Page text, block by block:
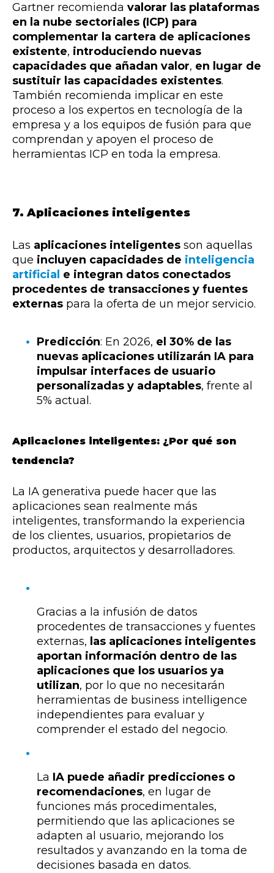
Gartner recomienda valorar las plataformas
en la nube sectoriales (ICP) para
complementar la cartera de aplicaciones
existente, introduciendo nuevas
capacidades que añadan valor, en lugar de
sustituir las capacidades existentes.
También recomienda implicar en este
proceso a los expertos en tecnología de la
empresa y a los equipos de fusión para que
comprendan y apoyen el proceso de
herramientas ICP en toda la empresa.
7. Aplicaciones inteligentes
Las aplicaciones inteligentes son aquellas
que incluyen capacidades de inteligencia
artificial e integran datos conectados
procedentes de transacciones y fuentes
externas para la oferta de un mejor servicio.
Predicción: En 2026, el 30% de las
nuevas aplicaciones utilizarán IA para
impulsar interfaces de usuario
personalizadas y adaptables, frente al
5% actual.
Aplicaciones inteligentes: ¿Por qué son
tendencia?
La IA generativa puede hacer que las
aplicaciones sean realmente más
inteligentes, transformando la experiencia
de los clientes, usuarios, propietarios de
productos, arquitectos y desarrolladores.
Gracias a la infusión de datos
procedentes de transacciones y fuentes
externas, las aplicaciones inteligentes
aportan información dentro de las
aplicaciones que los usuarios ya
utilizan, por lo que no necesitarán
herramientas de business intelligence
independientes para evaluar y
comprender el estado del negocio.
La IA puede añadir predicciones o
recomendaciones, en lugar de
funciones más procedimentales,
permitiendo que las aplicaciones se
adapten al usuario, mejorando los
resultados y avanzando en la toma de
decisiones basada en datos.